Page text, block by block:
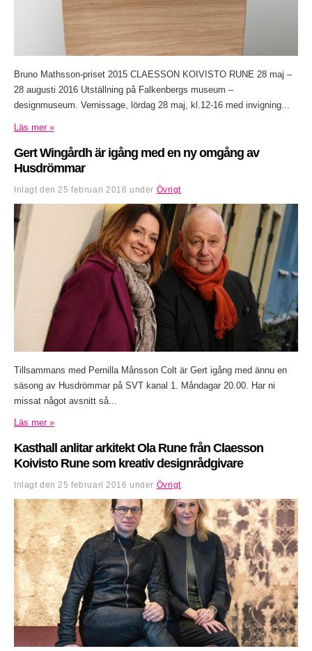
Bruno Mathsson-priset 2015 CLAESSON KOIVISTO RUNE 28 maj –
28 augusti 2016 Utställning på Falkenbergs museum –
designmuseum. Vernissage, lördag 28 maj, kl.12-16 med invigning...
Läs mer »
Gert Wingårdh är igång med en ny omgång av
Husdrömmar
Inlagt den 25 februari 2016 under Övrigt
Tillsammans med Pernilla Månsson Colt är Gert igång med ännu en
säsong av Husdrömmar på SVT kanal 1. Måndagar 20.00. Har ni
missat något avsnitt så...
Läs mer »
Kasthall anlitar arkitekt Ola Rune från Claesson
Koivisto Rune som kreativ designrådgivare
Inlagt den 25 februari 2016 under Övrigt